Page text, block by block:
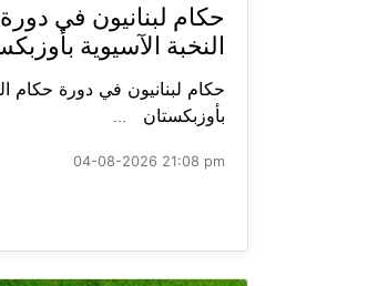
حكام لبنانيون في
النخبة الآسيوية
حكام لبنانيون في دورة حكام
بأوزبكستان ...
04-08-2026 21:08 pm